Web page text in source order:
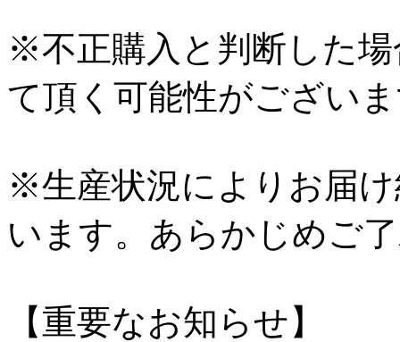
※不正購入と判断した
て頂く可能性がござい
※生産状況によりお届
います。あらかじめご
【重要なお知らせ】